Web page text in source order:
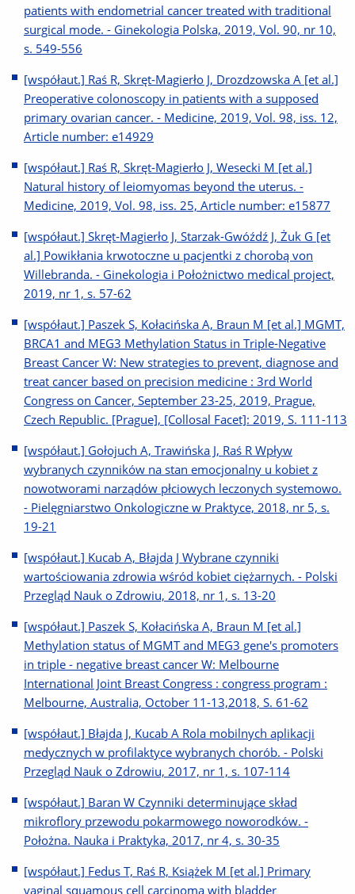
patients with endometrial cancer treated with traditional
surgical mode. - Ginekologia Polska, 2019, Vol. 90, nr 10,
s. 549-556
[współaut.] Raś R, Skręt-Magierło J, Drozdzowska A [et al.]
Preoperative colonoscopy in patients with a supposed
primary ovarian cancer. - Medicine, 2019, Vol. 98, iss. 12,
Article number: e14929
[współaut.] Raś R, Skręt-Magierło J, Wesecki M [et al.]
Natural history of leiomyomas beyond the uterus. -
Medicine, 2019, Vol. 98, iss. 25, Article number: e15877
[współaut.] Skręt-Magierło J, Starzak-Gwóźdź J, Żuk G [et
al.] Powikłania krwotoczne u pacjentki z chorobą von
Willebranda. - Ginekologia i Położnictwo medical project,
2019, nr 1, s. 57-62
[współaut.] Paszek S, Kołacińska A, Braun M [et al.] MGMT,
BRCA1 and MEG3 Methylation Status in Triple-Negative
Breast Cancer W: New strategies to prevent, diagnose and
treat cancer based on precision medicine : 3rd World
Congress on Cancer, September 23-25, 2019, Prague,
Czech Republic. [Prague], [Collosal Facet]: 2019, S. 111-113
[współaut.] Gołojuch A, Trawińska J, Raś R Wpływ
wybranych czynników na stan emocjonalny u kobiet z
nowotworami narządów płciowych leczonych systemowo.
- Pielęgniarstwo Onkologiczne w Praktyce, 2018, nr 5, s.
19-21
[współaut.] Kucab A, Błajda J Wybrane czynniki
wartościowania zdrowia wśród kobiet ciężarnych. - Polski
Przegląd Nauk o Zdrowiu, 2018, nr 1, s. 13-20
[współaut.] Paszek S, Kołacińska A, Braun M [et al.]
Methylation status of MGMT and MEG3 gene's promoters
in triple - negative breast cancer W: Melbourne
International Joint Breast Congress : congress program :
Melbourne, Australia, October 11-13,2018, S. 61-62
[współaut.] Błajda J, Kucab A Rola mobilnych aplikacji
medycznych w profilaktyce wybranych chorób. - Polski
Przegląd Nauk o Zdrowiu, 2017, nr 1, s. 107-114
[współaut.] Baran W Czynniki determinujące skład
mikroflory przewodu pokarmowego noworodków. -
Położna. Nauka i Praktyka, 2017, nr 4, s. 30-35
[współaut.] Fedus T, Raś R, Książek M [et al.] Primary
vaginal squamous cell carcinoma with bladder